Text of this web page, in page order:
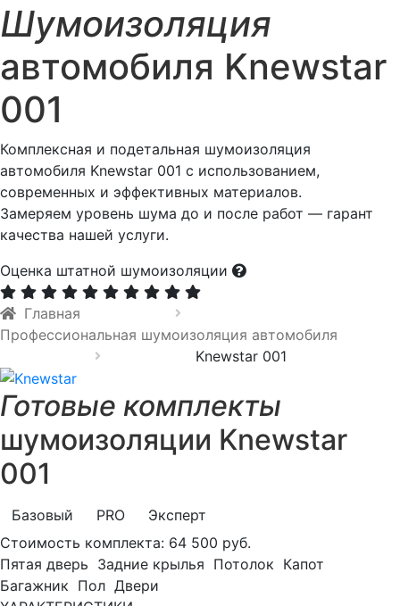
Шумоизоляция
автомобиля Knewstar
001
Комплексная и подетальная шумоизоляция
автомобиля Knewstar 001 с использованием,
современных и эффективных материалов.
Замеряем уровень шума до и после работ — гарант
качества нашей услуги.
Оценка штатной шумоизоляции
Главная
Профессиональная шумоизоляция автомобиля
Knewstar 001
Готовые комплекты
шумоизоляции Knewstar
001
Базовый PRO
Эксперт
Стоимость комплекта: 64 500 руб.
Пятая дверь Задние крылья Потолок Капот
Багажник Пол Двери